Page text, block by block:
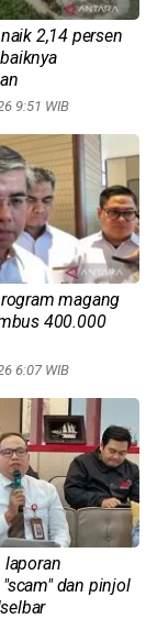
2,14 persen
9:51 WIB
magang
400.000
6:07 WIB
laporan
dan pinjol